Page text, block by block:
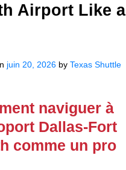
Airport Like a
juin 20, 2026 by Texas Shuttle
naviguer à
Dallas-Fort
comme un pro